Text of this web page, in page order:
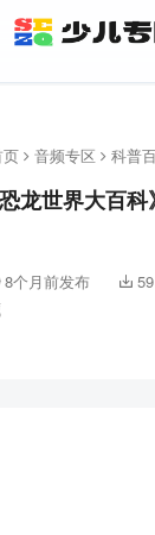
音频专区 科普
龙世界大百
8个月前发布 59